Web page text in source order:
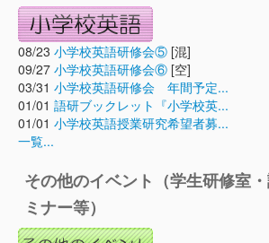
08/23 小学校英語研修会⑤ [混]
09/27 小学校英語研修会⑥ [空]
03/31 小学校英語研修会 年間予定...
01/01 語研ブックレット『小学校英...
01/01 小学校英語授業研究希望者募...
一覧...
その他のイベント（学生研修室
ミナー等）